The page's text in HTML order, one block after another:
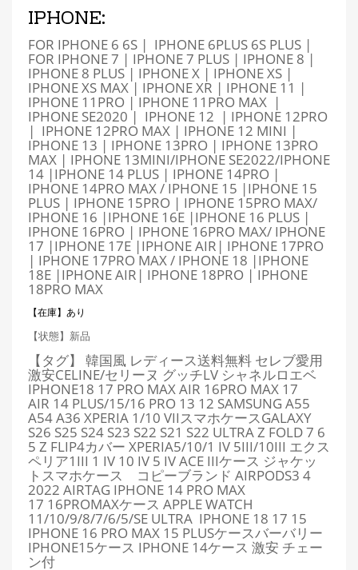
IPHONE:
FOR IPHONE 6 6S | IPHONE 6PLUS 6S PLUS |
FOR IPHONE 7 | IPHONE 7 PLUS | IPHONE 8 |
IPHONE 8 PLUS | IPHONE X | IPHONE XS |
IPHONE XS MAX | IPHONE XR | IPHONE 11 |
IPHONE 11PRO | IPHONE 11PRO MAX |
IPHONE SE2020 | IPHONE 12 | IPHONE 12PRO
| IPHONE 12PRO MAX | IPHONE 12 MINI |
IPHONE 13 | IPHONE 13PRO | IPHONE 13PRO
MAX | IPHONE 13MINI/IPHONE SE2022/IPHONE
14 |IPHONE 14 PLUS | IPHONE 14PRO |
IPHONE 14PRO MAX / IPHONE 15 |IPHONE 15
PLUS | IPHONE 15PRO | IPHONE 15PRO MAX/
IPHONE 16 |IPHONE 16E |IPHONE 16 PLUS |
IPHONE 16PRO | IPHONE 16PRO MAX/ IPHONE
17 |IPHONE 17E |IPHONE AIR | IPHONE 17PRO
| IPHONE 17PRO MAX/ IPHONE 18 |IPHONE
18E |IPHONE AIR | IPHONE 18PRO | IPHONE
18PRO MAX
【在庫】あり
【状態】新品
【タグ】 韓国風 レディース送料無料 セレブ愛用
激安CELINE/セリーヌ グッチLV シャネルロエベ
IPHONE18 17 PRO MAX AIR 16PRO MAX 17
AIR 14 PLUS/15/16 PRO 13 12 SAMSUNG A55
A54 A36 XPERIA 1/10 VIIスマホケースGALAXY
S26 S25 S24 S23 S22 S21 S22 ULTRA Z FOLD 7 6
5 Z FLIP4カバー XPERIA5/10/1 IV 5III/10III エクス
ペリア1III 1 IV 10 IV 5 IV ACE IIIケース ジャケッ
トスマホケース コピーブランド AIRPODS3 4
2022 AIRTAG IPHONE 14 PRO MAX
17 16PROMAXケース APPLE WATCH
11/10/9/8/7/6/5/SE ULTRA IPHONE 18 17 15
IPHONE 16 PRO MAX 15 PLUSケースバーバリー
IPHONE15ケース IPHONE 14ケース 激安 チェー
ン付